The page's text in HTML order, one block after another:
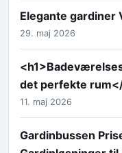
Elegante gardiner
29. maj 2026
det perfekte
11. maj 2026
Gardinbussen